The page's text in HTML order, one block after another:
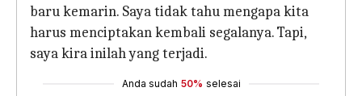
baru kemarin. Saya tidak tahu mengapa kita
harus menciptakan kembali segalanya. Tapi,
saya kira inilah yang terjadi.
Anda sudah 50% selesai